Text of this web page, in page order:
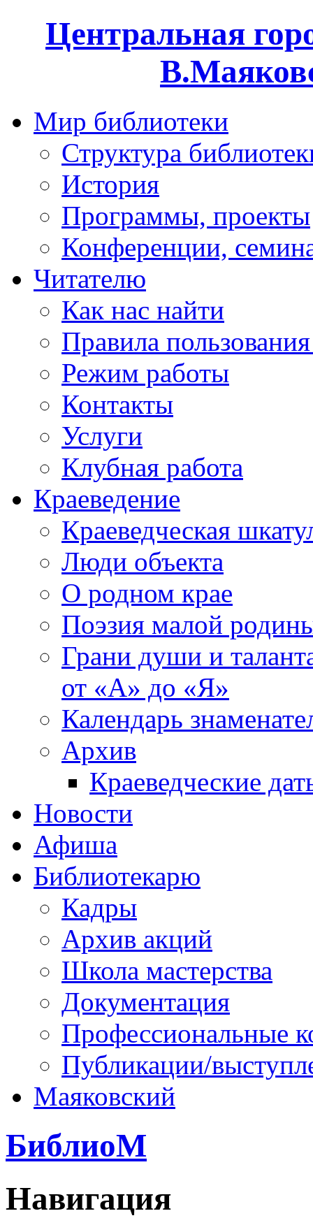
Центральная
Мир библиотеки
Структура
История
Программы, проекты
Конференции,
Читателю
Как нас найти
Правила
Режим работы
Контакты
Услуги
Клубная работа
Краеведение
Краеведческая
Люди объекта
О родном крае
Поэзия малой
Грани души и
от «А» до «Я»
Календарь
Архив
Краеведческие
Новости
Афиша
Библиотекарю
Кадры
Архив акций
Школа мастерства
Документация
Профессиональные
Публикации/
Маяковский
БиблиоМ
Навигация